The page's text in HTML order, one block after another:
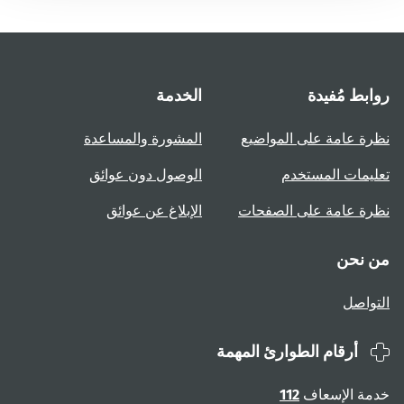
روابط مُفيدة
نظرة عامة على المواضيع
تعليمات المستخدم
نظرة عامة على الصفحات
الخدمة
المشورة والمساعدة
الوصول دون عوائق
الإبلاغ عن عوائق
من نحن
التواصل
أرقام الطوارئ المهمة
خدمة الإسعاف 112